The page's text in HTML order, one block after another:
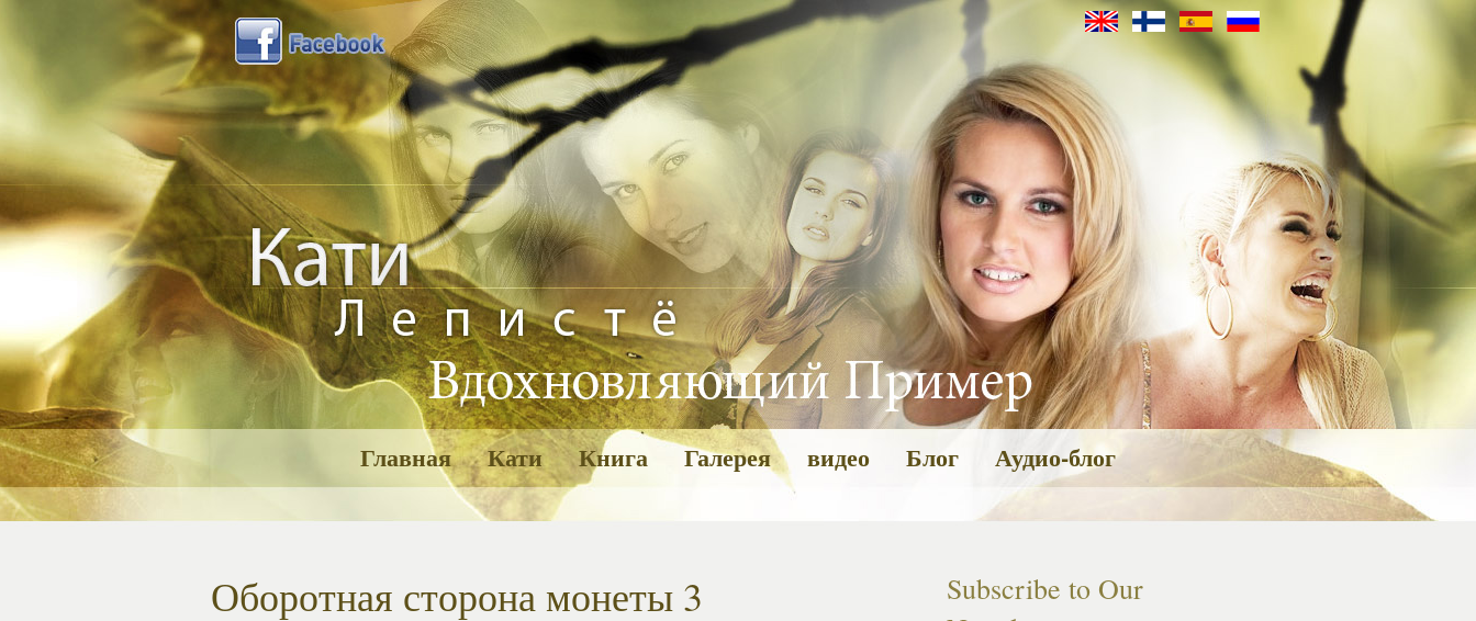
Главная Кати Книга Галерея видео Блог Аудио-блог
Оборотная сторона монеты 3
Subscribe to Our